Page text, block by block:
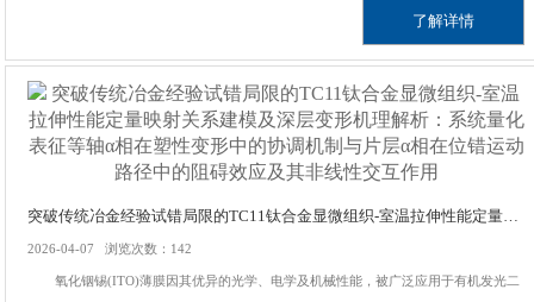
了解详情
突破传统冶金经验试错局限的TC11钛合金显微组织-室温拉伸性能定量映射关系建模及深层变形机理解析：系统量化表征等轴α相在塑性变形中的协调机制与片层α相在位错运动路径中的阻碍效应及其非线性交互作用
2026-04-07 浏览次数：142
氧化铟锡(ITO)薄膜因其优异的光学、电学及机械性能，被广泛应用于有机发光二